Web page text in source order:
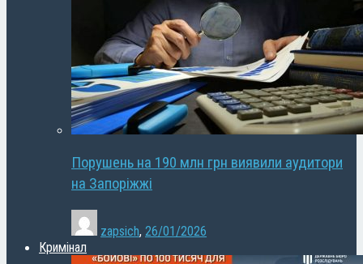
Порушень на 190 млн грн виявили аудитори
на Запоріжжі
zapsich, 26/01/2026
Кримінал